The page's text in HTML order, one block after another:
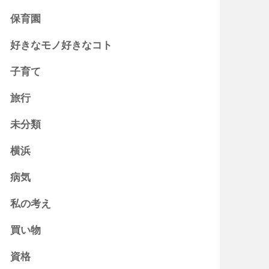
保育園
好きなモノ好きなコト
子育て
旅行
未分類
横浜
病気
私の考え
買い物
資格